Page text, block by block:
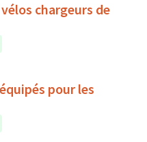
chargeurs de
pour les